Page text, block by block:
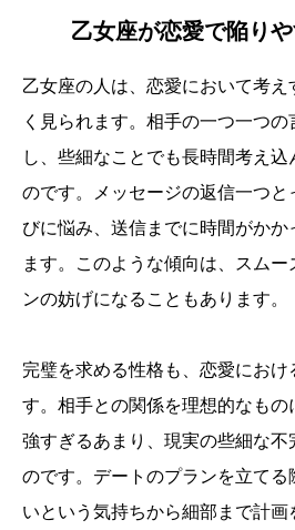
乙女座が恋愛で陥り
乙女座の人は、恋愛において考
く見られます。相手の一つ一つ
し、些細なことでも長時間考え
のです。メッセージの返信一つと
びに悩み、送信までに時間がかか
ます。このような傾向は、スムー
ンの妨げになることもあります。
完璧を求める性格も、恋愛におけ
す。相手との関係を理想的なも
強すぎるあまり、現実の些細な不
のです。デートのプランを立てる
いという気持ちから細部まで計